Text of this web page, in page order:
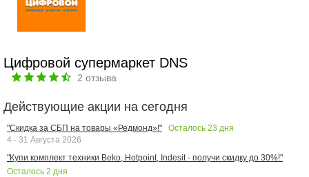
Цифровой супермаркет DNS
2 отзыва
Действующие акции на сегодня
"Скидка за СБП на товары «Редмонд»!" Осталось 23 дня
4 - 31 Августа 2026
"Купи комплект техники Beko, Hotpoint, Indesit - получи скидку до 30%!"
Осталось 2 дня